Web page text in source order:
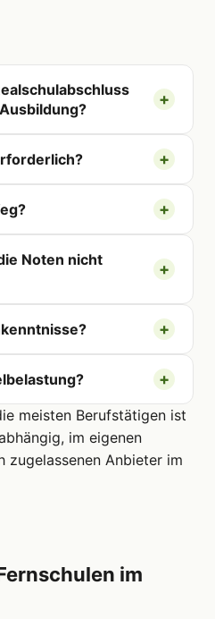
Noten nicht
meisten Berufstätigen ist
im eigenen
zugelassenen Anbieter im
im